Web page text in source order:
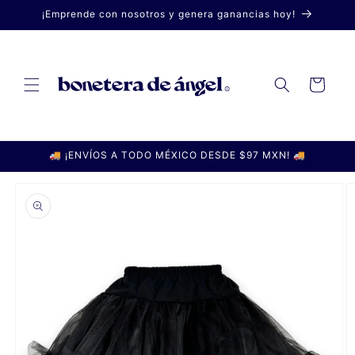
directamente
al contenido
¡Emprende con nosotros y genera ganancias hoy!
Carrito
🚚 ¡ENVÍOS A TODO MÉXICO DESDE $97 MXN! 🚚
información